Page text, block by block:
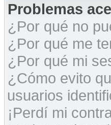
Problemas
¿Por qué no
¿Por qué me
¿Por qué mi
¿Cómo evito
usuarios
¡Perdí mi